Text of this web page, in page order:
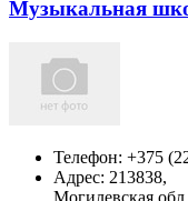
Музыкальная
Телефон: +375
Адрес: 213838,
Могилевская